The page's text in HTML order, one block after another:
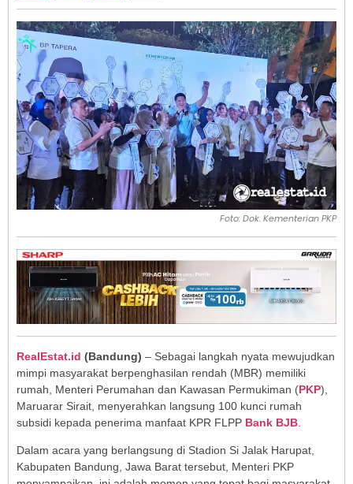
Foto: Dok. Kementerian PKP
RealEstat.id (Bandung) – Sebagai langkah nyata mewujudkan
mimpi masyarakat berpenghasilan rendah (MBR) memiliki
rumah, Menteri Perumahan dan Kawasan Permukiman (PKP),
Maruarar Sirait, menyerahkan langsung 100 kunci rumah
subsidi kepada penerima manfaat KPR FLPP Bank BJB
Dalam acara yang berlangsung di Stadion Si Jalak Harupat,
Kabupaten Bandung, Jawa Barat tersebut, Menteri PKP